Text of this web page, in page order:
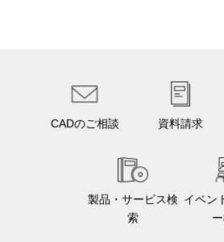
CADのご相談 資料請求
製品・サービス検
索
イベン